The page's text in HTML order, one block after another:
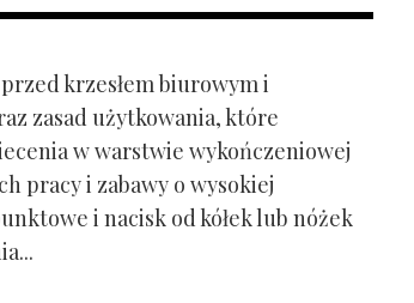
krzesłem biurowym i
zasad użytkowania, które
w warstwie wykończeniowej
pracy i zabawy o wysokiej
i nacisk od kółek lub nóżek